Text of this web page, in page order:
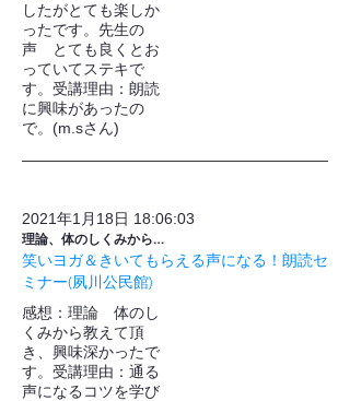
したがとても楽しか
ったです。先生の
声 とても良くとお
っていてステキで
す。受講理由：朗読
に興味があったの
で。(m.sさん)
2021年1月18日 18:06:03
理論、体のしくみから…
笑いヨガ＆きいてもらえる声になる！朗読セ
ミナー(夙川公民館)
感想：理論 体のし
くみから教えて頂
き、興味深かったで
す。受講理由：通る
声になるコツを学び